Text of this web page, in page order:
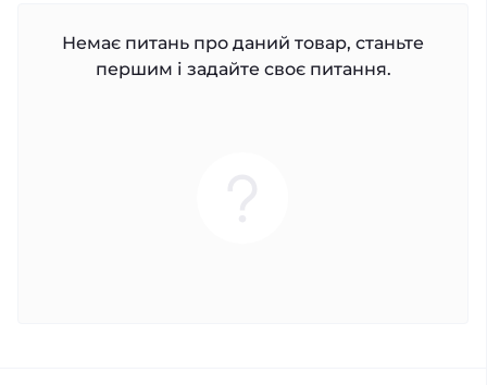
Немає питань про даний товар, станьте
першим і задайте своє питання.